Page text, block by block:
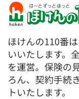
ほけんの110番
いいたします。
を運営。保険の
ろん、契約手続
トいたします。